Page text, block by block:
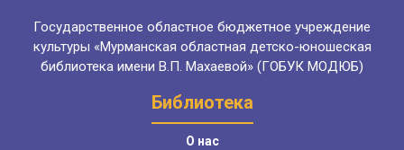
Государственное областное бюджетное учреждение
культуры «Мурманская областная детско-юношеская
библиотека имени В.П. Махаевой» (ГОБУК МОДЮБ)
Библиотека
О нас